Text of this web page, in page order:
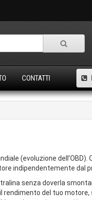
CONTATTI
(evoluzione
indipendentemente dal
senza doverla
rendimento del tuo